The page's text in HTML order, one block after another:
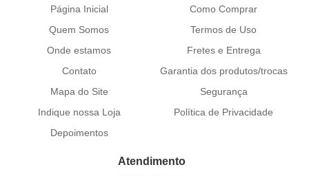
Página Inicial
Quem Somos
Onde estamos
Contato
Mapa do Site
Indique nossa Loja
Depoimentos
Como Comprar
Termos de Uso
Fretes e Entrega
Garantia dos produtos/trocas
Segurança
Política de Privacidade
Atendimento